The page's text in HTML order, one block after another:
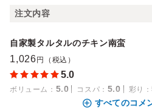
注文内容
自家製タルタルのチキン南蛮
1,026 円（税込）
5.0
ボリューム ： 5.0 コスパ ： 5.0 彩り ：
すべてのコメ